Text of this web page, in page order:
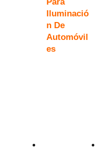
Iluminació
N De
Automóvil
Es